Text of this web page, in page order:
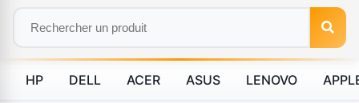
HP DELL ACER ASUS LENOVO